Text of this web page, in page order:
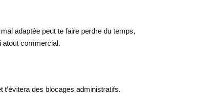
adaptée peut te faire perdre du temps,
atout commercial.
des blocages administratifs.